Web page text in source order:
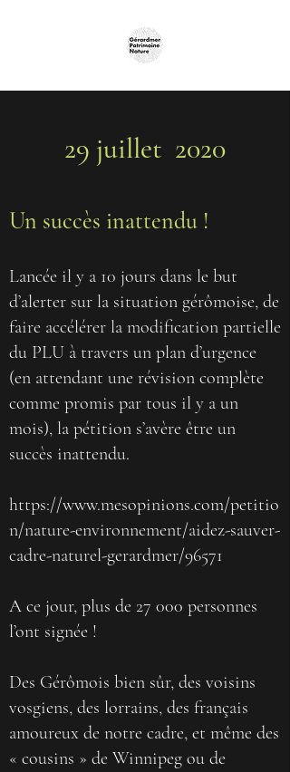
29 juillet 2020
Un succès inattendu !
Lancée il y a 10 jours dans le but
d’alerter sur la situation gérômoise, de
faire accélérer la modification partielle
du PLU à travers un plan d’urgence
(en attendant une révision complète
comme promis par tous il y a un
mois), la pétition s’avère être un
succès inattendu.
https://www.mesopinions.com/petitio
n/nature-environnement/aidez-sauver-
cadre-naturel-gerardmer/96571
A ce jour, plus de 27 000 personnes
l’ont signée !
Des Gérômois bien sûr, des voisins
vosgiens, des lorrains, des français
amoureux de notre cadre, et même des
« cousins » de Winnipeg ou de